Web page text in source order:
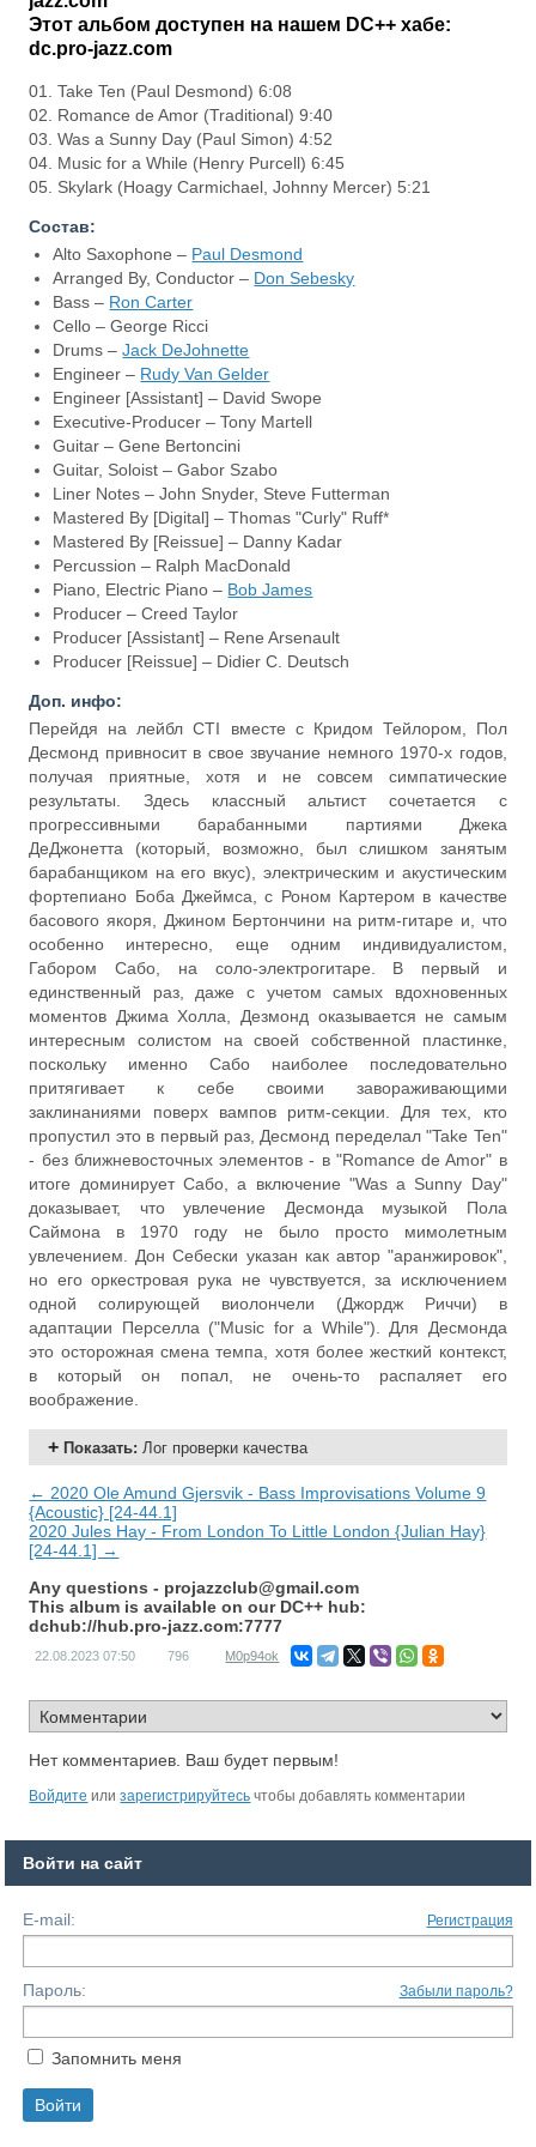
Этот альбом доступен на нашем DC++ хабе:
dc.pro-jazz.com
01. Take Ten (Paul Desmond) 6:08
02. Romance de Amor (Traditional) 9:40
03. Was a Sunny Day (Paul Simon) 4:52
04. Music for a While (Henry Purcell) 6:45
05. Skylark (Hoagy Carmichael, Johnny Mercer) 5:21
Состав:
Alto Saxophone – Paul Desmond
Arranged By, Conductor – Don Sebesky
Bass – Ron Carter
Cello – George Ricci
Drums –Jack DeJohnette
Engineer – Rudy Van Gelder
Engineer [Assistant] – David Swope
Executive-Producer – Tony Martell
Guitar – Gene Bertoncini
Guitar, Soloist – Gabor Szabo
Liner Notes – John Snyder, Steve Futterman
Mastered By [Digital] – Thomas "Curly" Ruff*
Mastered By [Reissue] – Danny Kadar
Percussion – Ralph MacDonald
Piano, Electric Piano – Bob James
Producer – Creed Taylor
Producer [Assistant] – Rene Arsenault
Producer [Reissue] – Didier C. Deutsch
Доп. инфо:
Перейдя на лейбл CTI вместе с Кридом Тейлором, Пол
Десмонд привносит в свое звучание немного 1970-х годов,
получая приятные, хотя и не совсем симпатические
результаты. Здесь классный альтист сочетается с
прогрессивными барабанными партиями Джека
ДеДжонетта (который, возможно, был слишком занятым
барабанщиком на его вкус), электрическим и акустическим
фортепиано Боба Джеймса, с Роном Картером в качестве
басового якоря, Джином Бертончини на ритм-гитаре и, что
особенно интересно, еще одним индивидуалистом,
Габором Сабо, на соло-электрогитаре. В первый и
единственный раз, даже с учетом самых вдохновенных
моментов Джима Холла, Дезмонд оказывается не самым
интересным солистом на своей собственной пластинке,
поскольку именно Сабо наиболее последовательно
притягивает к себе своими завораживающими
заклинаниями поверх вампов ритм-секции. Для тех, кто
пропустил это в первый раз, Десмонд переделал "Take Ten"
- без ближневосточных элементов - в "Romance de Amor" в
итоге доминирует Сабо, а включение "Was a Sunny Day"
доказывает, что увлечение Десмонда музыкой Пола
Саймона в 1970 году не было просто мимолетным
увлечением. Дон Себески указан как автор "аранжировок",
но его оркестровая рука не чувствуется, за исключением
одной солирующей виолончели (Джордж Риччи) в
адаптации Перселла ("Music for a While"). Для Десмонда
это осторожная смена темпа, хотя более жесткий контекст,
в который он попал, не очень-то распаляет его
воображение.
Показать:Лог проверки качества
← 2020 Ole Amund Gjersvik - Bass Improvisations Volume 9
{Acoustic} [24-44.1]
2020 Jules Hay - From London To Little London {Julian Hay}
[24-44.1] →
Any questions - projazzclub@gmail.com
This album is available on our DC++ hub:
dchub://hub.pro-jazz.com:7777
22.08.2023 07:50 796 M0p94ok
Нет комментариев. Ваш будет первым!
Войдите илизарегистрируйтесь чтобы добавлять комментарии
Войти на сайт
E-mail: Регистрация
Пароль: Забыли пароль?
Запомнить меня